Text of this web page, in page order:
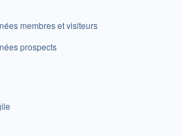
membres et visiteurs
prospects